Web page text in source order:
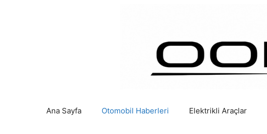
Ana Sayfa Otomobil Haberleri Elektrikli Araçlar